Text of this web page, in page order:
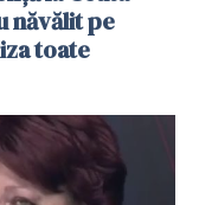
năvălit pe
toate